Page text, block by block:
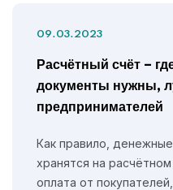
09.03.2023
Расчётный счёт –
документы нужны,
предпринимателей
Как правило,
хранятся на
оплата от